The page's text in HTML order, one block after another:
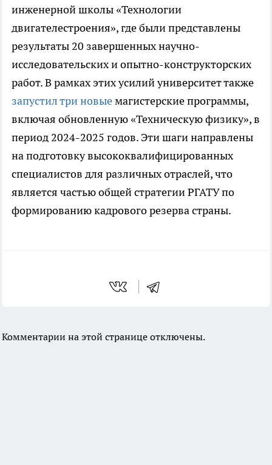
инженерной школы «Технологии
двигателестроения», где были представлены
результаты 20 завершенных научно-
исследовательских и опытно-конструкторских
работ. В рамках этих усилий университет также
запустил три новыемагистерские программы,
включая обновленную «Техническую физику», в
период 2024-2025 годов. Эти шаги направлены
на подготовку высококвалифицированных
специалистов для различных отраслей, что
является частью общей стратегии РГАТУ по
формированию кадрового резерва страны.
Комментарии на этой странице отключены.